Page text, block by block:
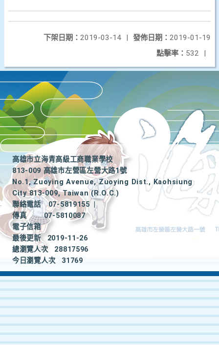
發佈日期： 2019-01-19
下架日期： 2019-03-14
|
點擊率： 532 |
高雄市立海青高級工商職業學校
813-009 高雄市左營區左營大路1號
No.1, Zuoying Avenue, Zuoying Dist., Kaohsiung
City 813-009, Taiwan (R.O.C.)
聯絡電話
07-5819155
|
傳真
07-5810087
電子信箱
最後更新
2019-11-26
總瀏覽人次
28817596
今日瀏覽人次
31769